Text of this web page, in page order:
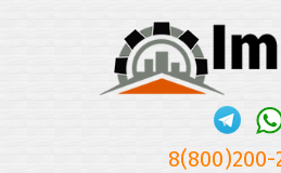
8(800)200-